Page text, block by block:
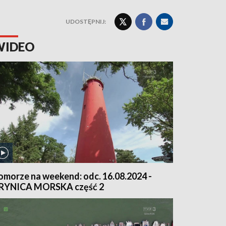
UDOSTĘPNIJ:
na weekend: odc. 16.08.2024 -
MORSKA część 2